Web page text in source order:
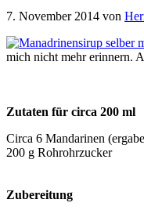
7. November 2014 von
mich nicht mehr erinnern.
Zutaten für circa 200 ml
Circa 6 Mandarinen
200 g Rohrohrzucker
Zubereitung